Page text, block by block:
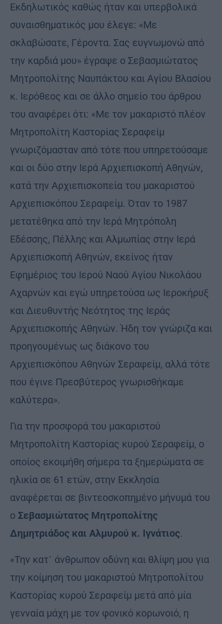
Εκδηλωτικός καθώς ήταν και υπερβολικά
συναισθηματικός μου έλεγε: «Με
σκλαβώσατε, Γέροντα. Σας ευγνωμονώ από
την καρδιά μου» έγραψε ο Σεβασμιώτατος
Μητροπολίτης Ναυπάκτου και Αγίου Βλασίου
κ. Ιερόθεος και σε άλλο σημείο του άρθρου
του αναφέρει ότι: «Με τον μακαριστό πλέον
Μητροπολίτη Καστορίας Σερα­φείμ
γνωριζόμασταν από τότε που υπηρετούσαμε
και οι δύο στην Ιερά Αρχιεπισκοπή Αθηνών,
κατά την Αρχιεπισκοπεία του μακαριστού
Αρχιεπισκόπου Σεραφείμ. Όταν το 1987
μετατέθηκα από την Ιερά Μητρόπολη
Εδέσσης, Πέλλης και Αλμωπίας στην Ιερά
Αρχιεπισκοπή Αθηνών, εκείνος ήταν
Εφημέριος του Ιερού Ναού Αγίου Νικολάου
Αχαρνών και εγώ υπηρετούσα ως Ιεροκήρυξ
και Διευθυντής Νεότητος της Ιεράς
Αρχιεπισκοπής Αθηνών. Ήδη τον γνώριζα και
προηγου­μένως ως διάκονο του
Αρχιεπισκόπου Αθηνών Σεραφείμ, αλλά τότε
που έγινε Πρεσβύτερος γνωρισθήκαμε
καλύτερα».
Για την προσφορά του μακαριστού
Μητροπολίτη Καστορίας κυρού Σεραφείμ, ο
οποίος εκοιμήθη σήμερα τα ξημερώματα σε
ηλικία σε 61 ετών, στην Εκκλησία
αναφέρεται σε βιντεοσκοπημένο μήνυμά του
ο Σεβασμιώτατος Μητροπολίτης
Δημητριάδος και Αλμυρού κ. Ιγνάτιος.
«Την κατ᾽ άνθρωπον οδύνη και θλίψη μου για
την κοίμηση του μακαριστού Μητροπολίτου
Καστορίας κυρού Σεραφείμ μετά από μία
γενναία μάχη με τον φονικό κορωνοιό, η